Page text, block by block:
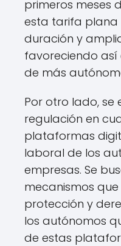
primeros meses
esta tarifa plana
duración y
favoreciendo así
de más
Por otro lado,
regulación en
plataformas
laboral de los
empresas. Se
mecanismos
protección y
los autónomos
de estas